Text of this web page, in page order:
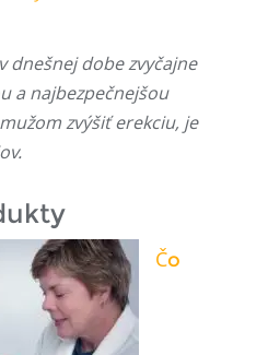
dnešnej dobe zvyčajne
a najbezpečnejšou
zvýšiť erekciu, je
Čo